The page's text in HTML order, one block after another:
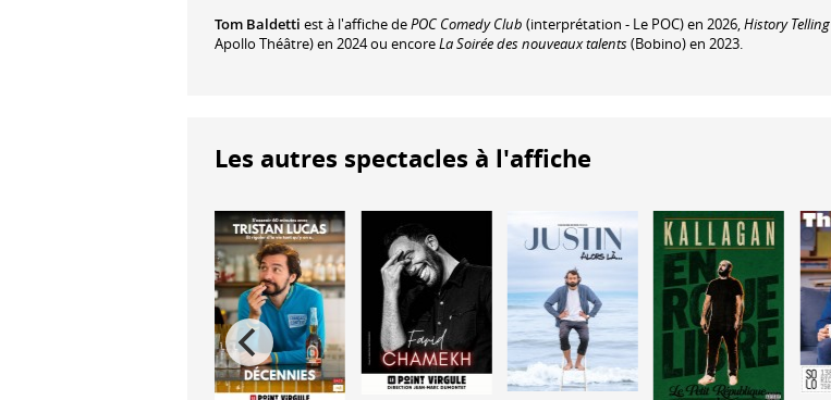
Tom Baldetti est à l'affiche dePOC Comedy Club (interprétation - Le POC) en 2026,History Telling
Apollo Théâtre) en 2024 ou encoreLa Soirée des nouveaux talents(Bobino) en 2023.
Les autres spectacles à l'affiche